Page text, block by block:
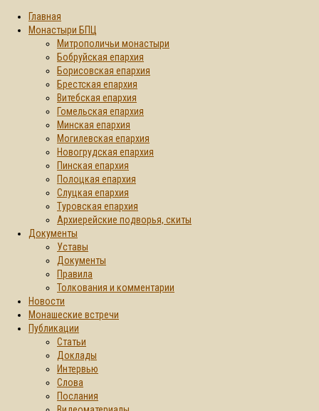
Главная
Монастыри БПЦ
Митрополичьи монастыри
Бобруйская епархия
Борисовская епархия
Брестская епархия
Витебская епархия
Гомельская епархия
Минская епархия
Могилевская епархия
Новогрудская епархия
Пинская епархия
Полоцкая епархия
Слуцкая епархия
Туровская епархия
Архиерейские подворья, скиты
Документы
Уставы
Документы
Правила
Толкования и комментарии
Новости
Монашеские встречи
Публикации
Статьи
Доклады
Интервью
Слова
Послания
© 2015-2026. Синодальный отдел по
делам монастырей и монашеству БПЦ